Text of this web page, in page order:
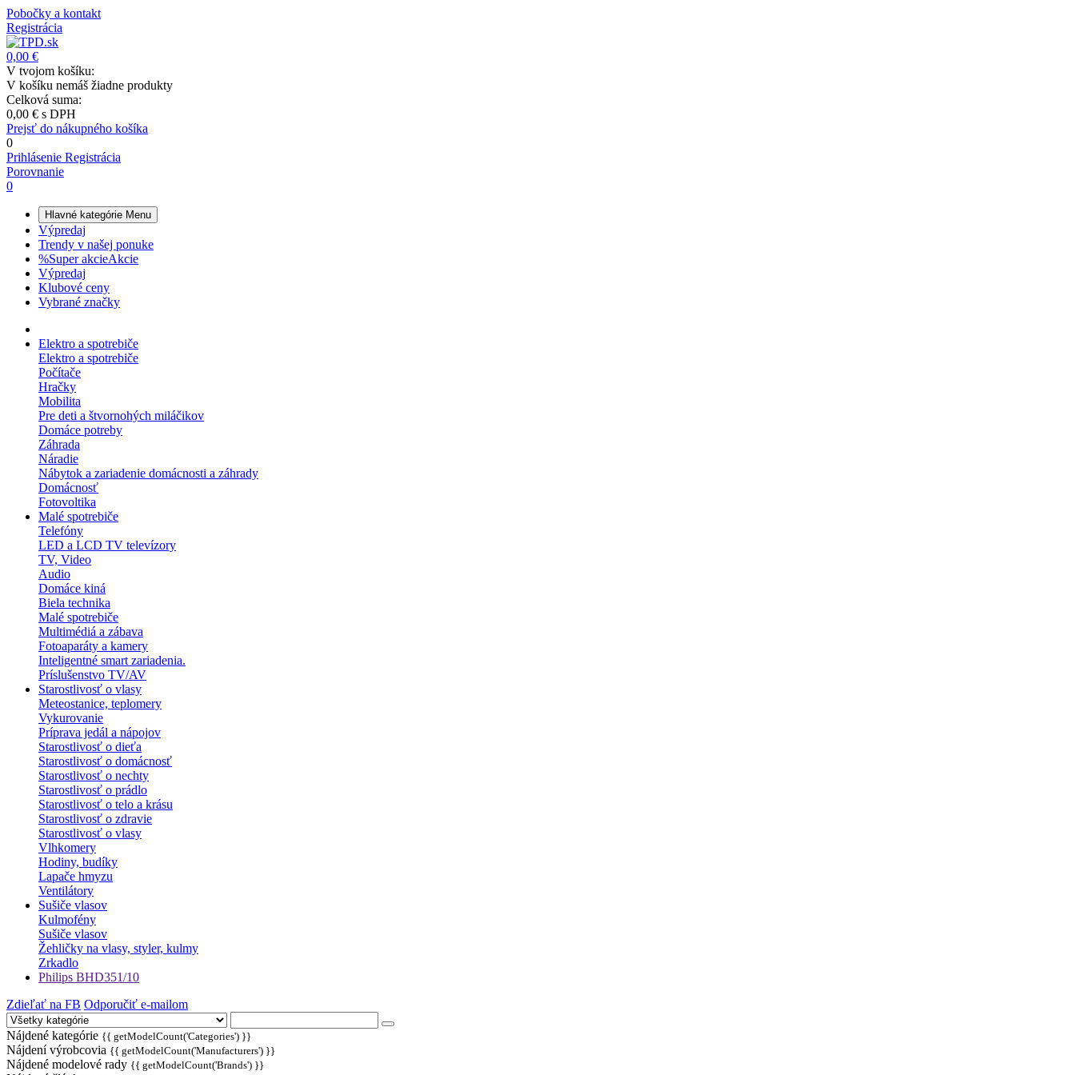
Pobočky a kontakt
Registrácia
0,00 €
V tvojom košíku:
V košíku nemáš žiadne produkty
Celková suma:
0,00 € s DPH
Prejsť do nákupného košíka
0
Prihlásenie Registrácia
Porovnanie
0
Hlavné kategórie Menu
Výpredaj
Trendy v našej ponuke
%Super akcieAkcie
Výpredaj
Klubové ceny
Vybrané značky
Elektro a spotrebiče
Elektro a spotrebiče
Počítače
Hračky
Mobilita
Pre deti a štvornohých miláčikov
Domáce potreby
Záhrada
Náradie
Nábytok a zariadenie domácnosti a záhrady
Domácnosť
Fotovoltika
Malé spotrebiče
Telefóny
LED a LCD TV televízory
TV, Video
Audio
Domáce kiná
Biela technika
Malé spotrebiče
Multimédiá a zábava
Fotoaparáty a kamery
Inteligentné smart zariadenia.
Príslušenstvo TV/AV
Starostlivosť o vlasy
Meteostanice, teplomery
Vykurovanie
Príprava jedál a nápojov
Starostlivosť o dieťa
Starostlivosť o domácnosť
Starostlivosť o nechty
Starostlivosť o prádlo
Starostlivosť o telo a krásu
Starostlivosť o zdravie
Starostlivosť o vlasy
Vlhkomery
Hodiny, budíky
Lapače hmyzu
Ventilátory
Sušiče vlasov
Kulmofény
Sušiče vlasov
Žehličky na vlasy, styler, kulmy
Zrkadlo
Philips BHD351/10
Zdieľať na FB Odporučiť e-mailom
Nájdené kategórie {{ getModelCount('Categories') }}
Nájdení výrobcovia {{ getModelCount('Manufacturers') }}
Nájdené modelové rady {{ getModelCount('Brands') }}